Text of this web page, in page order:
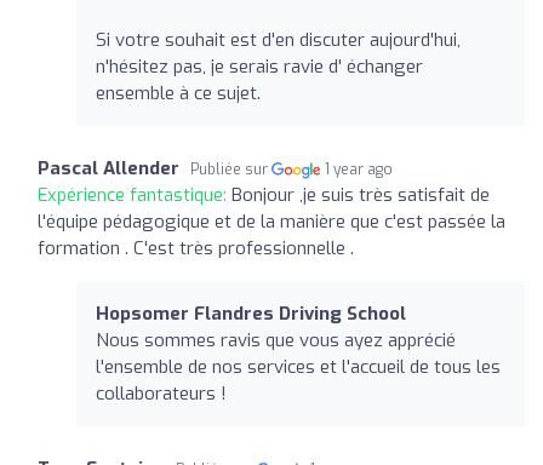
Si votre souhait est d'en discuter aujourd'hui,
n'hésitez pas, je serais ravie d' échanger
ensemble à ce sujet.
Pascal Allender Publiée sur 1 year ago
Expérience fantastique: Bonjour ,je suis très satisfait de
l'équipe pédagogique et de la manière que c'est passée la
formation . C'est très professionnelle .
Hopsomer Flandres Driving School
Nous sommes ravis que vous ayez apprécié
l'ensemble de nos services et l'accueil de tous les
collaborateurs !